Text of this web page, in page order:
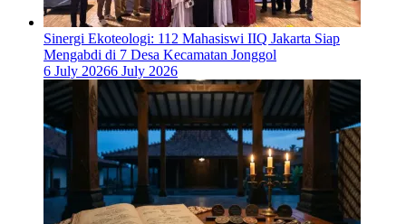
‎Sinergi Ekoteologi: 112 Mahasiswi IIQ Jakarta Siap
Mengabdi di 7 Desa Kecamatan Jonggol
6 July 20266 July 2026